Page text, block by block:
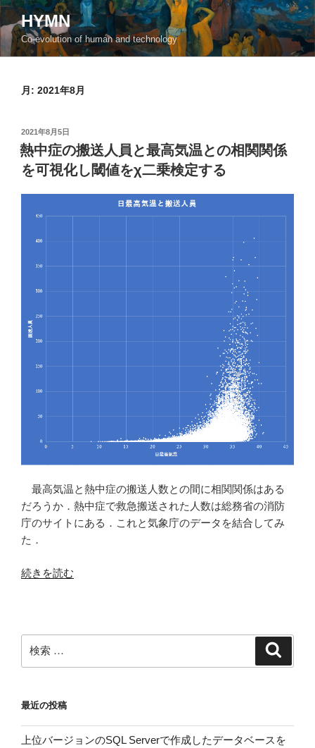
コ
ン
テ
ン
HYMN
Co-evolution of human and technology
月: 2021年8月
投
稿
日:
2021年8月5日
熱中症の搬送人員と最高気温との相関関係
を可視化し閾値をχ二乗検定する
最高気温と熱中症の搬送人数との間に相関関係はある
だろうか．熱中症で救急搬送された人数は総務省の消防
庁のサイトにある．これと気象庁のデータを結合してみ
た．
“熱
搬
送
と
最
高
続きを読む
索:
最近の投稿
上位バージョンのSQL Serverで作成したデータベースを